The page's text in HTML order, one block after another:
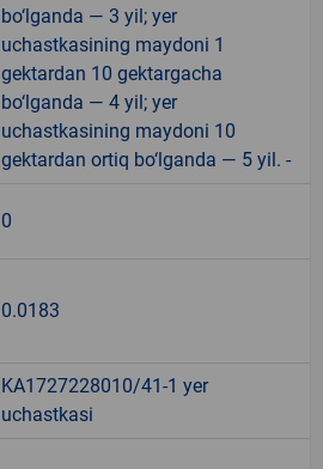
bo‘lganda — 3 yil; yer
uchastkasining maydoni 1
gektardan 10 gektargacha
bo‘lganda — 4 yil; yer
uchastkasining maydoni 10
gektardan ortiq bo‘lganda — 5 yil. -
0
0.0183
KA1727228010/41-1 yer
uchastkasi